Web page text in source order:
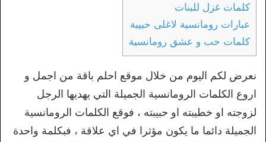
كلمات غزل للبنات
عبارات رومانسية لاغلى حبيبة
كلمات حب و عشق رومانسية
نعرض لكم اليوم من خلال موقع احلم باقة من اجمل و
اروع الكلمات الرومانسية الجميلة التي يهديها الرجل
لزوجته او خطيبته او حبيبته ، فوقع الكلمات الرومانسية
الجميلة دائما ما يكون مؤثرا في اي علاقة ، فبكلمة واحدة